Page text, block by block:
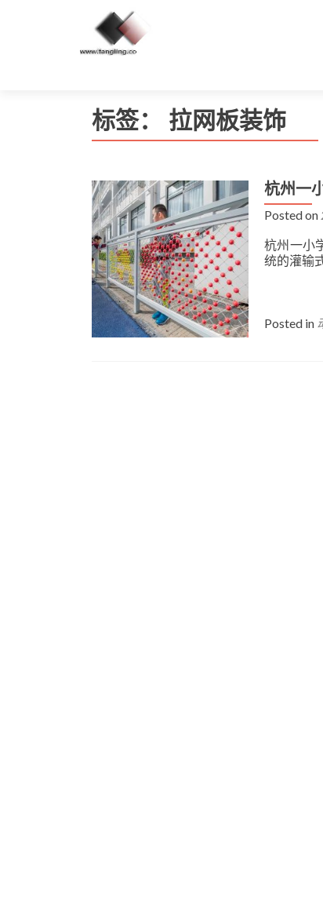
标签： 拉网板装饰
杭州一
Posted on
杭州一小
统的灌输
Posted in